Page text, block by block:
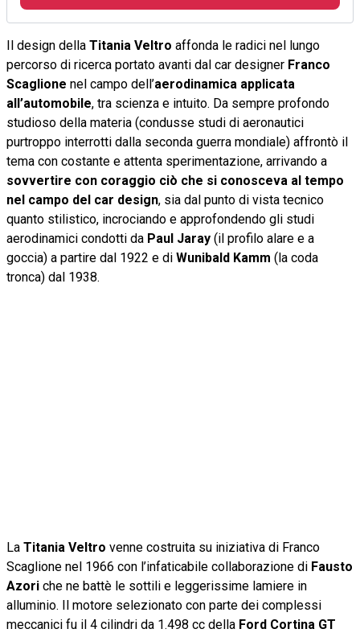
Il design della Titania Veltro affonda le radici nel lungo
percorso di ricerca portato avanti dal car designer Franco
Scaglione nel campo dell’aerodinamica applicata
all’automobile, tra scienza e intuito. Da sempre profondo
studioso della materia (condusse studi di aeronautici
purtroppo interrotti dalla seconda guerra mondiale) affrontò il
tema con costante e attenta sperimentazione, arrivando a
sovvertire con coraggio ciò che si conosceva al tempo
nel campo del car design, sia dal punto di vista tecnico
quanto stilistico, incrociando e approfondendo gli studi
aerodinamici condotti da Paul Jaray (il profilo alare e a
goccia) a partire dal 1922 e di Wunibald Kamm (la coda
tronca) dal 1938.
La Titania Veltro venne costruita su iniziativa di Franco
Scaglione nel 1966 con l’infaticabile collaborazione di Fausto
Azori che ne battè le sottili e leggerissime lamiere in
alluminio. Il motore selezionato con parte dei complessi
meccanici fu il 4 cilindri da 1.498 cc della Ford Cortina GT